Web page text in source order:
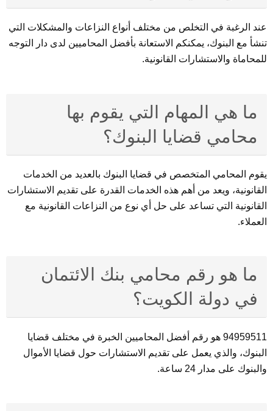
عند الرغبة في التخلص من مختلف أنواع النزاعات والمشكلات التي
تنشأ مع البنوك، يمكنكم الاستعانة بأفضل المحاميين لدى دار التوجه
للمحاماة والاستشارات القانونية.
ما هي المهام التي يقوم بها
محامي قضايا البنوك؟
يقوم المحامي المتخصص في قضايا البنوك بالعديد من الخدمات
القانونية، ويعد من أهم هذه الخدمات القدرة على تقديم الاستشارات
القانونية التي تساعد على حل أي نوع من النزاعات القانونية مع
العملاء.
ما هو رقم محامي بنك الائتمان
في دولة الكويت؟
94959511 هو رقم أفضل المحاميين الخبرة في مختلف قضايا
البنوك، والذي يعمل على تقديم الاستشارات حول قضايا الأموال
والبنوك على مدار 24 ساعة.